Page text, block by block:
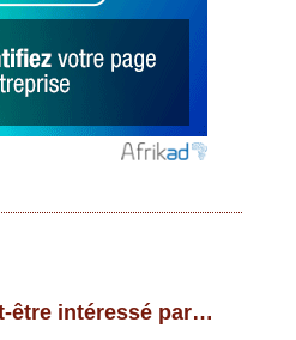
être intéressé par…